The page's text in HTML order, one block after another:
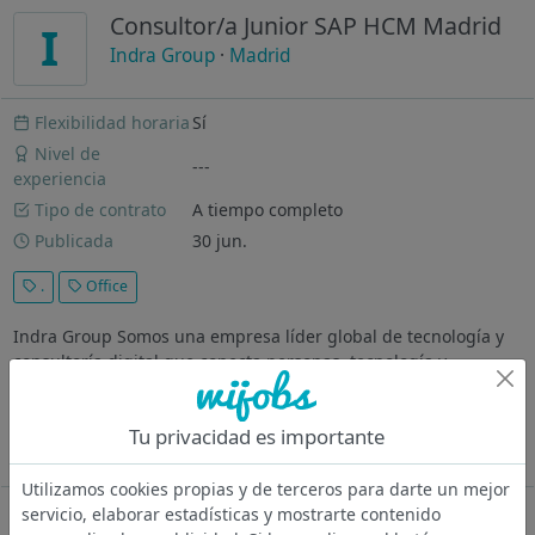
I Consultor/a Junior SAP HCM Madrid
Indra Group · Madrid
Flexibilidad horaria Sí
Nivel de
experiencia
---
Tipo de contrato
A tiempo completo
Publicada
30 jun.
. Office
Indra Group Somos una empresa líder global de tecnología y
consultoría digital que conecta personas, tecnología y
negocios para generar crecimiento, transformación e impacto
positivo y sostenible. Buscamos personas de Grado en ADE,
Ver más
Oferta desactivada
Tu privacidad es importante
Utilizamos cookies propias y de terceros para darte un mejor
servicio, elaborar estadísticas y mostrarte contenido